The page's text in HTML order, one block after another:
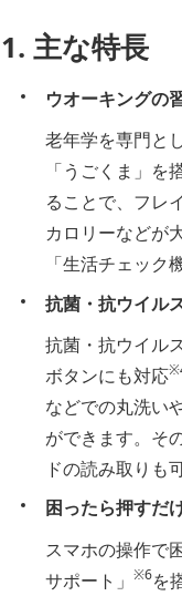
1. 主な特長
ウオーキングの
老年学を専門と
「うごくま」
ることで、フレ
カロリーなどが
「生活チェッ
抗菌・抗ウイル
抗菌・抗ウイル
ボタンにも対応
などでの丸洗い
ができます。そ
ドの読み取りも
困ったら押すだ
スマホの操作で
サポート」 ※6を